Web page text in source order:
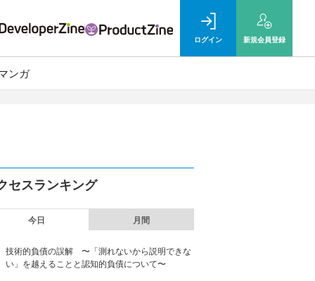
ログイン 新規会員登録
ンガ
セスランキング
今日 月間
技術的負債の誤解 〜「測れないから説明できな
い」を越えることと認知的負債について〜